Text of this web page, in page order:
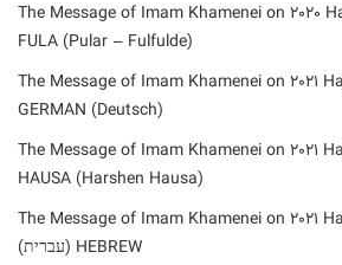
– The Message of Imam Khamenei on 2020
FULA (Pular – Fulfulde)
– The Message of Imam Khamenei on 2021
GERMAN (Deutsch)
– The Message of Imam Khamenei on 2021
HAUSA (Harshen Hausa)
– The Message of Imam Khamenei on 2021
HEBREW (עברית)